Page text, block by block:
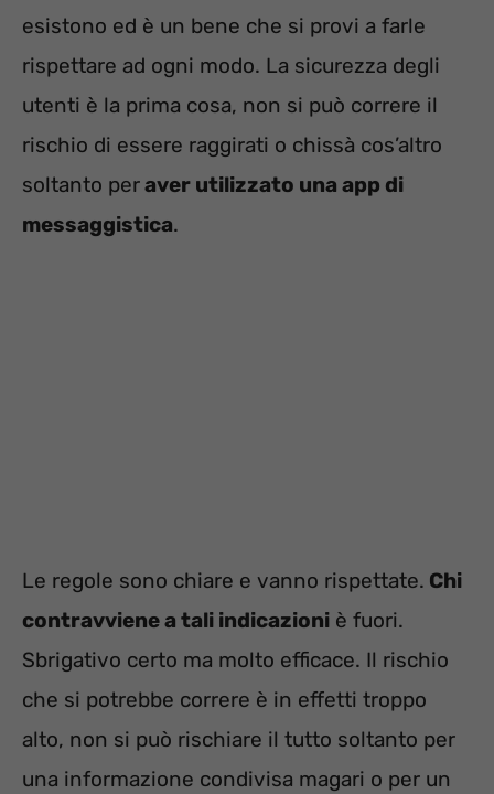
esistono ed è un bene che si provi a farle
rispettare ad ogni modo. La sicurezza degli
utenti è la prima cosa, non si può correre il
rischio di essere raggirati o chissà cos’altro
soltanto peraver utilizzato una app di
messaggistica.
Le regole sono chiare e vanno rispettate. Chi
contravviene a tali indicazioni è fuori.
Sbrigativo certo ma molto efficace. Il rischio
che si potrebbe correre è in effetti troppo
alto, non si può rischiare il tutto soltanto per
una informazione condivisa magari o per un